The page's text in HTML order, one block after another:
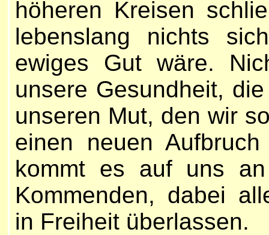
höheren Kreisen
lebenslang nichts
ewiges Gut wäre.
unsere Gesundheit,
unseren Mut, den wir
einen neuen
kommt es auf uns
Kommenden, dabei
in Freiheit überlassen.